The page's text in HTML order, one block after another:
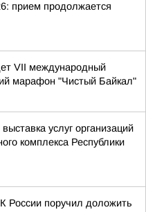
прием продолжается
VII международный
марафон "Чистый Байкал"
услуг организаций
комплекса Республики
России поручил доложить